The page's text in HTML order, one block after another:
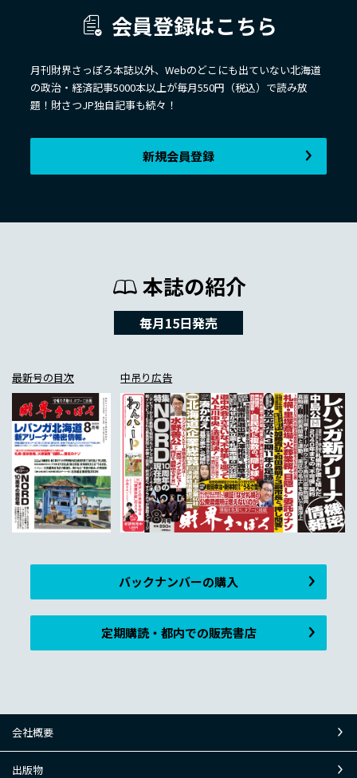
会員登録はこちら
月刊財界さっぽろ本誌以外、Webのどこにも出ていない北海道
の政治・経済記事5000本以上が毎月550円（税込）で読み放
題！財さつJP独自記事も続々！
新規会員登録
本誌の紹介
毎月15日発売
最新号の目次 中吊り広告
バックナンバーの購入
定期購読・都内での販売書店
会社概要
出版物